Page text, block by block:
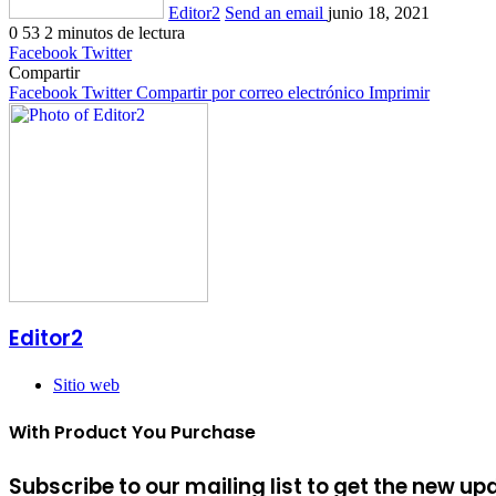
Editor2 Send an email junio 18, 2021
0 53 2 minutos de lectura
Facebook Twitter
Compartir
Facebook Twitter Compartir por correo electrónico Imprimir
Editor2
Sitio web
With Product You Purchase
Subscribe to our mailing list to get the new